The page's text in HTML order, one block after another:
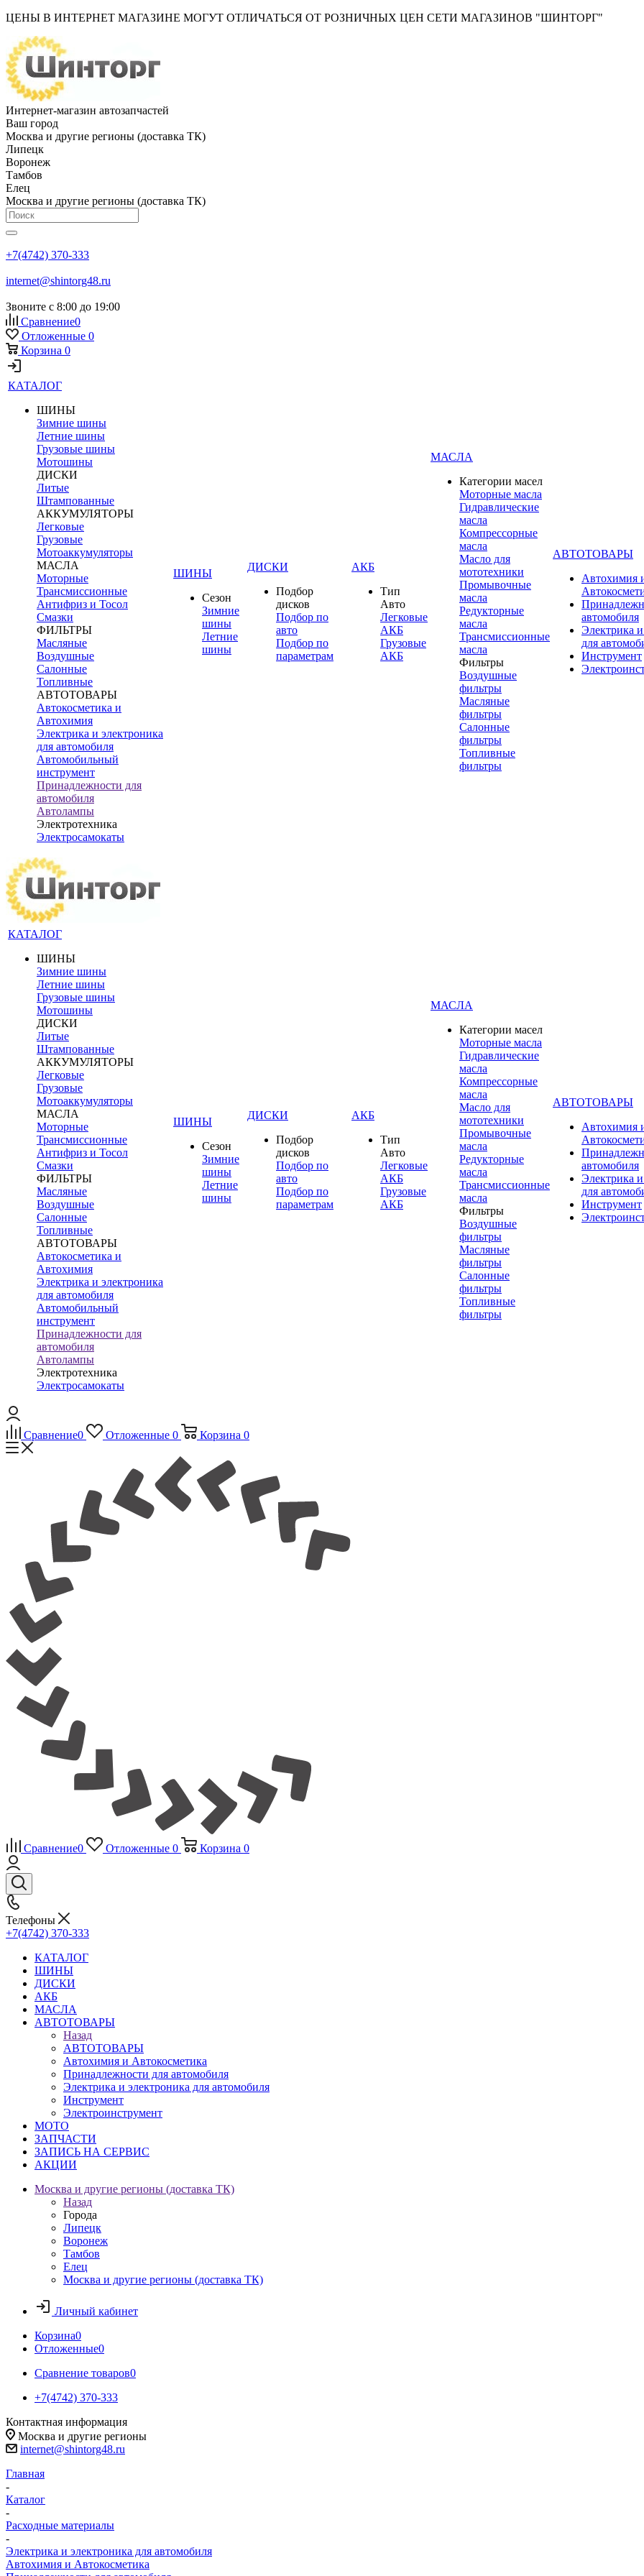
ЦЕНЫ В ИНТЕРНЕТ МАГАЗИНЕ МОГУТ ОТЛИЧАТЬСЯ ОТ РОЗНИЧНЫХ ЦЕН СЕТИ МАГАЗИНОВ "ШИНТОРГ"
Интернет-магазин автозапчастей
Ваш город
Москва и другие регионы (доставка ТК)
Липецк
Воронеж
Тамбов
Елец
Москва и другие регионы (доставка ТК)
+7(4742) 370-333
internet@shintorg48.ru
Звоните с 8:00 до 19:00
Сравнение0
Отложенные 0
Корзина 0
КАТАЛОГ
ШИНЫ
Зимние шины
Летние шины
Грузовые шины
Мотошины
ДИСКИ
Литые
Штампованные
АККУМУЛЯТОРЫ
Легковые
Грузовые
Мотоаккумуляторы
МАСЛА
Моторные
Трансмиссионные
Антифриз и Тосол
Смазки
ФИЛЬТРЫ
Масляные
Воздушные
Салонные
Топливные
АВТОТОВАРЫ
Автокосметика и
Автохимия
Электрика и электроника
для автомобиля
Автомобильный
инструмент
Принадлежности для
автомобиля
Автолампы
Электротехника
Электросамокаты
ШИНЫ
Сезон
Зимние
шины
Летние
шины
ДИСКИ
Подбор
дисков
Подбор по
авто
Подбор по
параметрам
АКБ
Тип
Авто
Легковые
АКБ
Грузовые
АКБ
МАСЛА
Категории масел
Моторные масла
Гидравлические
масла
Компрессорные
масла
Масло для
мототехники
Промывочные
масла
Редукторные
масла
Трансмиссионные
масла
Фильтры
Воздушные
фильтры
Масляные
фильтры
Салонные
фильтры
Топливные
фильтры
АВТОТОВАРЫ
Автохимия
автомобиля
Электрика
для
Инструмент
КАТАЛОГ
ШИНЫ
Зимние шины
Летние шины
Грузовые шины
Мотошины
ДИСКИ
Литые
Штампованные
АККУМУЛЯТОРЫ
Легковые
Грузовые
Мотоаккумуляторы
МАСЛА
Моторные
Трансмиссионные
Антифриз и Тосол
Смазки
ФИЛЬТРЫ
Масляные
Воздушные
Салонные
Топливные
АВТОТОВАРЫ
Автокосметика и
Автохимия
Электрика и электроника
для автомобиля
Автомобильный
инструмент
Принадлежности для
автомобиля
Автолампы
Электротехника
Электросамокаты
ШИНЫ
Сезон
Зимние
шины
Летние
шины
ДИСКИ
Подбор
дисков
Подбор по
авто
Подбор по
параметрам
АКБ
Тип
Авто
Легковые
АКБ
Грузовые
АКБ
МАСЛА
Категории масел
Моторные масла
Гидравлические
масла
Компрессорные
масла
Масло для
мототехники
Промывочные
масла
Редукторные
масла
Трансмиссионные
масла
Фильтры
Воздушные
фильтры
Масляные
фильтры
Салонные
фильтры
Топливные
фильтры
АВТОТОВАРЫ
Автохимия
автомобиля
Электрика
для
Инструмент
Сравнение0 Отложенные 0 Корзина 0
Сравнение0 Отложенные 0 Корзина 0
Телефоны
+7(4742) 370-333
КАТАЛОГ
ШИНЫ
ДИСКИ
АКБ
МАСЛА
АВТОТОВАРЫ
Назад
АВТОТОВАРЫ
Автохимия и Автокосметика
Принадлежности для автомобиля
Электрика и электроника для автомобиля
Инструмент
Электроинструмент
МОТО
ЗАПЧАСТИ
ЗАПИСЬ НА СЕРВИС
АКЦИИ
Москва и другие регионы (доставка ТК)
Назад
Города
Липецк
Воронеж
Тамбов
Елец
Москва и другие регионы (доставка ТК)
Личный кабинет
Корзина0
Отложенные0
Сравнение товаров0
+7(4742) 370-333
Контактная информация
Москва и другие регионы
internet@shintorg48.ru
Главная
-
Каталог
-
Расходные материалы
-
Электрика и электроника для автомобиля
Автохимия и Автокосметика